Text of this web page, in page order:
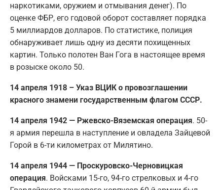
наркотиками, оружием и отмывания денег). По
оценке ФБР, его годовой оборот составляет порядка
5 миллиардов долларов. По статистике, полиция
обнаруживает лишь одну из десяти похищенных
картин. Только полотен Ван Гога в настоящее время
в розыске около 50.
14 апреля 1918 – Указ ВЦИК о провозглашении
красного знамени государственным флагом СССР.
14 апреля 1942 — Ржевско-Вяземская операция. 50-
я армия перешла в наступление и овладела Зайцевой
Горой в 6-ти километрах от Милятино.
14 апреля 1944 — Проскуровско-Черновицкая
операция. Войсками 15-го, 94-го стрелковых и 4-го